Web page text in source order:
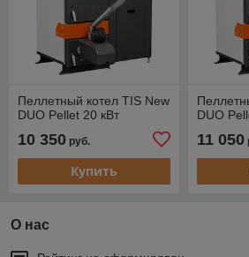
Пеллетный котел TIS New
DUO Pellet 20 кВт
10 350 руб.
Купить
DUO
11 050
О нас